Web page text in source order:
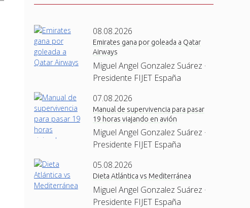
08.08.2026
Emirates gana por goleada a Qatar
Airways
Miguel Angel Gonzalez Suárez ·
Presidente FIJET España
07.08.2026
Manual de supervivencia para pasar
19 horas viajando en avión
Miguel Angel Gonzalez Suárez ·
Presidente FIJET España
05.08.2026
Dieta Atlántica vs Mediterránea
Miguel Angel Gonzalez Suárez ·
Presidente FIJET España